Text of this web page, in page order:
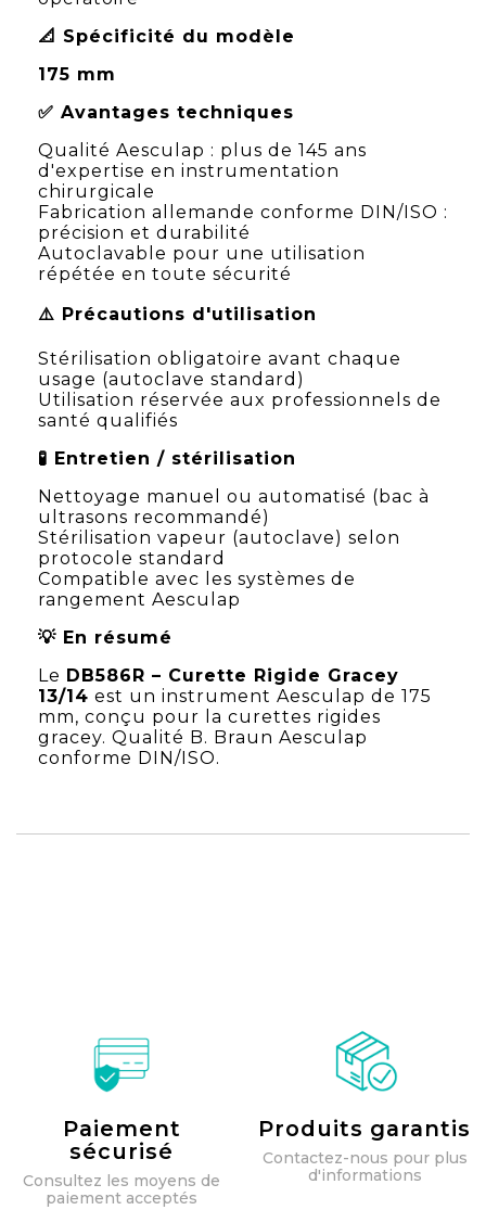
📐 Spécificité du modèle
175 mm
✅ Avantages techniques
Qualité Aesculap : plus de 145 ans
d'expertise en instrumentation
chirurgicale
Fabrication allemande conforme DIN/ISO :
précision et durabilité
Autoclavable pour une utilisation
répétée en toute sécurité
⚠️ Précautions d'utilisation
Stérilisation obligatoire avant chaque
usage (autoclave standard)
Utilisation réservée aux professionnels de
santé qualifiés
🧪 Entretien / stérilisation
Nettoyage manuel ou automatisé (bac à
ultrasons recommandé)
Stérilisation vapeur (autoclave) selon
protocole standard
Compatible avec les systèmes de
rangement Aesculap
💡 En résumé
Le DB586R – Curette Rigide Gracey
13/14 est un instrument Aesculap de 175
mm, conçu pour la curettes rigides
gracey. Qualité B. Braun Aesculap
conforme DIN/ISO.
Paiement
sécurisé
Consultez les moyens de
paiement acceptés
Produits garantis
Contactez-nous pour plus
d'informations